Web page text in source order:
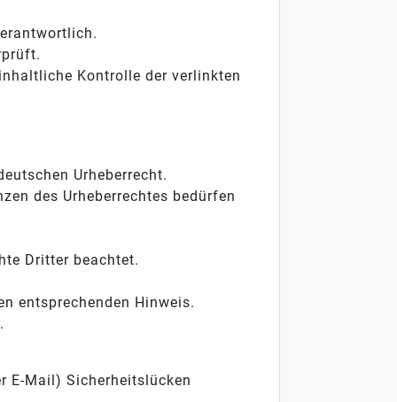
Kontrolle der verlinkten
Urheberrecht.
des Urheberrechtes bedürfen
Dritter beachtet.
entsprechenden Hinweis.
E-Mail) Sicherheitslücken